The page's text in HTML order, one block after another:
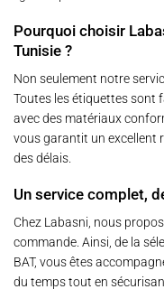
Pourquoi choisir
Tunisie ?
Non seulement notre
Toutes les étiquettes sont
avec des matériaux
vous garantit un excellent
des délais.
Un service complet,
Chez Labasni , nous
commande. Ainsi, de la
BAT, vous êtes
du temps tout en